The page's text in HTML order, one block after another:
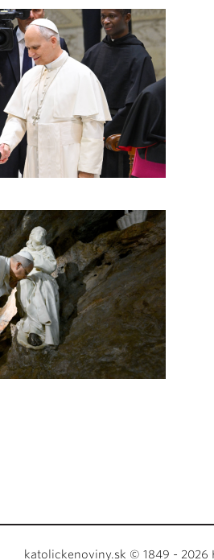
katolickenoviny.sk © 1849 - 2026